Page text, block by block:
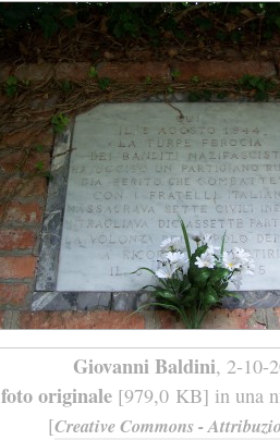
Giovanni Baldini, 2-10-
foto originale [979,0 KB] in una
[Creative Commons -